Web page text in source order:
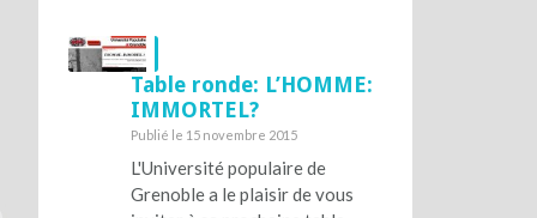
Table ronde: L’HOMME:
IMMORTEL?
Publié le 15 novembre 2015
L'Université populaire de
Grenoble a le plaisir de vous